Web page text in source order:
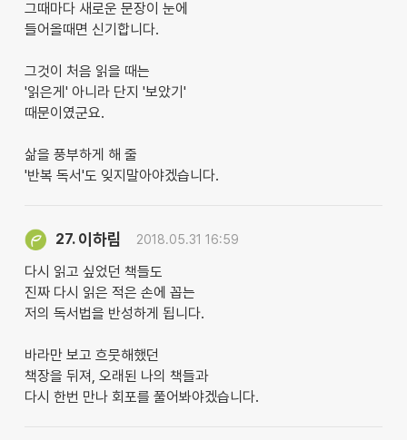
그때마다 새로운 문장이 눈에
들어올때면 신기합니다.
그것이 처음 읽을 때는
'읽은게' 아니라 단지 '보았기'
때문이였군요.
삶을 풍부하게 해 줄
'반복 독서'도 잊지말아야겠습니다.
27. 이하림 2018.05.31 16:59
다시 읽고 싶었던 책들도
진짜 다시 읽은 적은 손에 꼽는
저의 독서법을 반성하게 됩니다.
바라만 보고 흐뭇해했던
책장을 뒤져, 오래된 나의 책들과
다시 한번 만나 회포를 풀어봐야겠습니다.